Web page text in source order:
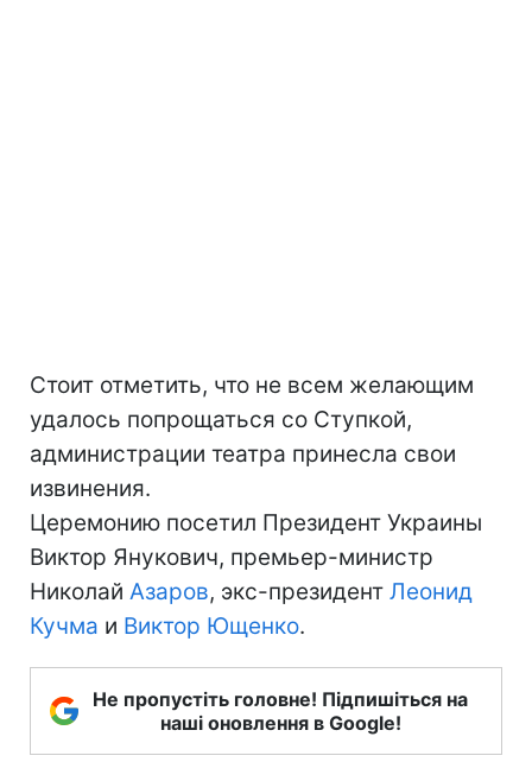
Стоит отметить, что не всем желающим
удалось попрощаться со Ступкой,
администрации театра принесла свои
извинения.
Церемонию посетил Президент Украины
Виктор Янукович, премьер-министр
Николай Азаров, экс-президент Леонид
Кучма и Виктор Ющенко.
Не пропустіть головне! Підпишіться на
наші оновлення в Google!